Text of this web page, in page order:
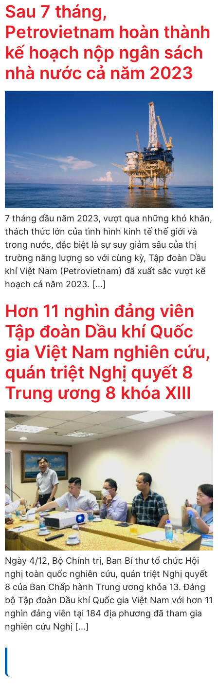
Sau 7 tháng,
Petrovietnam hoàn thành
kế hoạch nộp ngân sách
nhà nước cả năm 2023
7 tháng đầu năm 2023, vượt qua những khó khăn,
thách thức lớn của tình hình kinh tế thế giới và
trong nước, đặc biệt là sự suy giảm sâu của thị
trường năng lượng so với cùng kỳ, Tập đoàn Dầu
khí Việt Nam (Petrovietnam) đã xuất sắc vượt kế
hoạch cả năm 2023. […]
Hơn 11 nghìn đảng viên
Tập đoàn Dầu khí Quốc
gia Việt Nam nghiên cứu,
quán triệt Nghị quyết 8
Trung ương 8 khóa XIII
Ngày 4/12, Bộ Chính trị, Ban Bí thư tổ chức Hội
nghị toàn quốc nghiên cứu, quán triệt Nghị quyết
8 của Ban Chấp hành Trung ương khóa 13. Đảng
bộ Tập đoàn Dầu khí Quốc gia Việt Nam với hơn 11
nghìn đảng viên tại 184 địa phương đã tham gia
nghiên cứu Nghị […]